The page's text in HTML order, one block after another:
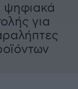
ψηφιακά
για